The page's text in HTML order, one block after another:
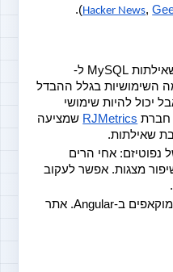
Hacker News,
).
– ממיר של שאילתות MySQL ל-
MongoDB. לא בטוח עד כמה השימושיות בגלל ההבדל
חברת RJMetrics
שאילתות.
פרויקט של מצגות טיפים לשיפור מצגות. אפשר לעקוב
.
– מאפשר להכין מוקאפים ב-Angular. אתר